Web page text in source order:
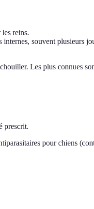
reins.
souvent plusieurs
Les plus connues
prescrit.
pour chiens